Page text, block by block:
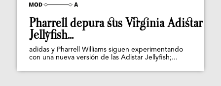
Pharrell depura sus Virginia Adistar
Jellyfish...
adidas y Pharrell Williams siguen experimentando
con una nueva versión de las Adistar Jellyfish;...